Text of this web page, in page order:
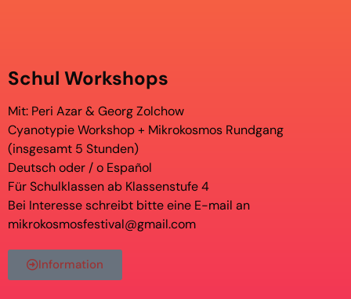
Schul Workshops
Mit: Peri Azar & Georg Zolchow
Cyanotypie Workshop + Mikrokosmos Rundgang
(insgesamt 5 Stunden)
Deutsch oder / o Español
Für Schulklassen ab Klassenstufe 4
Bei Interesse schreibt bitte eine E-mail an
mikrokosmosfestival@gmail.com
Information